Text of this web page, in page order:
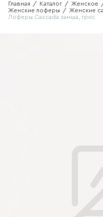
Главная / Каталог / Женское
Женские лоферы / Женские
Лоферы Cascada замша, грис